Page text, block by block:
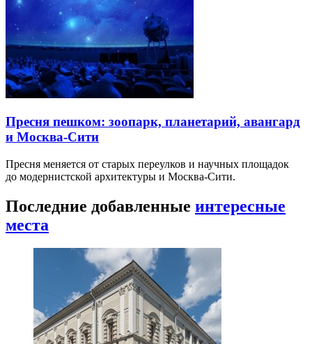
Пресня пешком: зоопарк, планетарий, авангард
и Москва-Сити
Пресня меняется от старых переулков и научных площадок
до модернистской архитектуры и Москва-Сити.
Последние добавленные интересные
места